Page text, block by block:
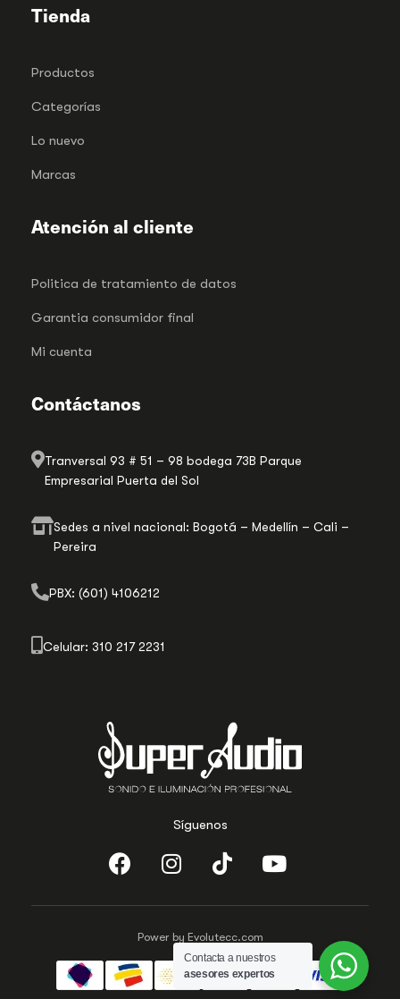
Síguenos
Tienda
Productos
Categorías
Lo nuevo
Marcas
Atención al cliente
Politica de tratamiento de datos
Garantia consumidor final
Mi cuenta
Contáctanos
Tranversal 93 # 51 – 98 bodega 73B Parque
Empresarial Puerta del Sol
Sedes a nivel nacional: Bogotá – Medellín – Cali –
Pereira
PBX: (601) 4106212
Celular: 310 217 2231
Power by Evolutecc.com
Contacta a nuestros
asesores expertos